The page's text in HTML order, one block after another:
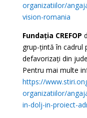
organizatiilor/
vision-romania
Fundația CREFOP
grup-țintă în cadrul
defavorizați din
Pentru mai multe
https://
organizatiilor/
in-dolj-in-proiect-